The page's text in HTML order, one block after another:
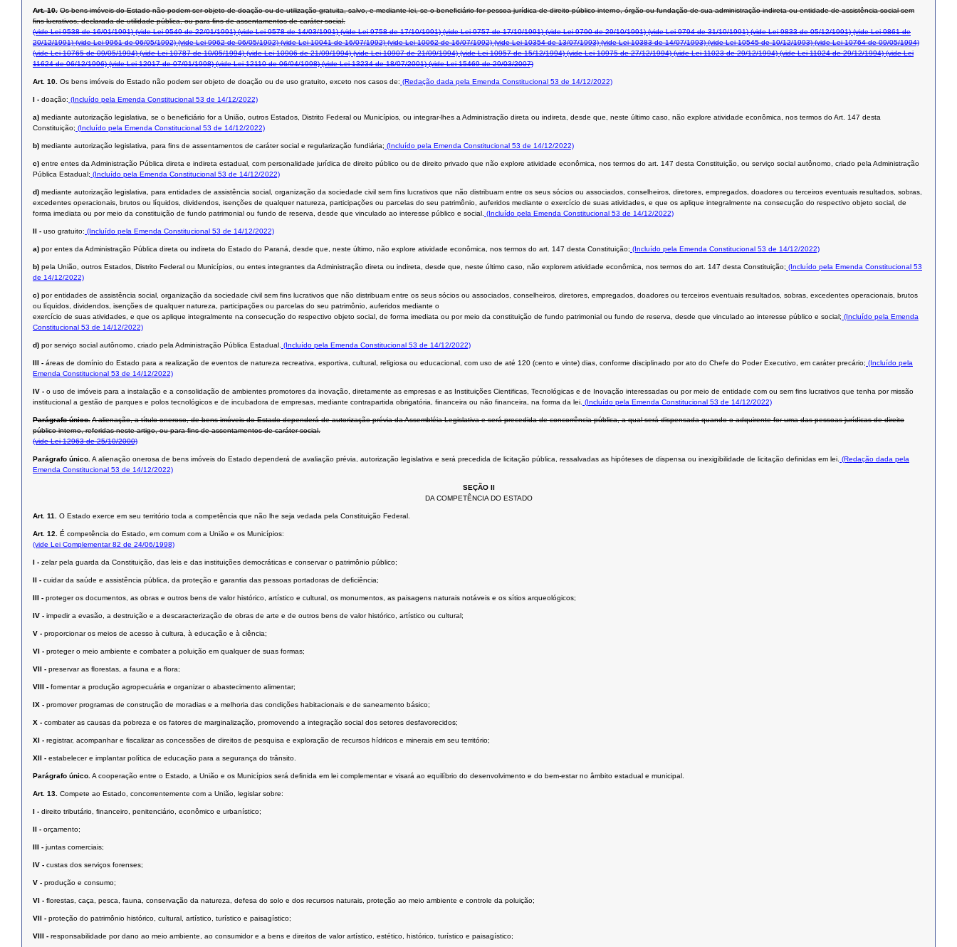
Art. 10. Os bens imóveis do Estado não podem ser objeto de doação ou de utilização gratuita, salvo, e mediante lei, se o beneﬁciário for pessoa jurídica de direito público interno, órgão ou fundação de sua administração indireta ou entidade de assistência social sem
ﬁns lucrativos, declarada de utilidade pública, ou para ﬁns de assentamentos de caráter social.
(vide Lei 9538 de 16/01/1991)(vide Lei 9549 de 22/01/1991)(vide Lei 9578 de 14/03/1991)(vide Lei 9758 de 17/10/1991)(vide Lei 9757 de 17/10/1991)(vide Lei 9790 de 29/10/1991)(vide Lei 9794 de 31/10/1991)(vide Lei 9833 de 05/12/1991)(vide Lei 9861 de
20/12/1991)(vide Lei 9961 de 06/05/1992)(vide Lei 9962 de 06/05/1992)(vide Lei 10041 de 16/07/1992)(vide Lei 10062 de 16/07/1992)(vide Lei 10354 de 13/07/1993)(vide Lei 10383 de 14/07/1993)(vide Lei 10545 de 10/12/1993)(vide Lei 10764 de 09/05/1994)
(vide Lei 10765 de 09/05/1994)(vide Lei 10787 de 10/05/1994)(vide Lei 10906 de 21/09/1994)(vide Lei 10907 de 21/09/1994)(vide Lei 10957 de 15/12/1994)(vide Lei 10975 de 27/12/1994)(vide Lei 11023 de 29/12/1994)(vide Lei 11024 de 29/12/1994)(vide Lei
11624 de 06/12/1996)(vide Lei 12017 de 07/01/1998)(vide Lei 12110 de 06/04/1998)(vide Lei 13234 de 18/07/2001)(vide Lei 15469 de 29/03/2007)
Art. 10. Os bens imóveis do Estado não podem ser objeto de doação ou de uso gratuito, exceto nos casos de: (Redação dada pela Emenda Constitucional 53 de 14/12/2022)
I - doação: (Incluído pela Emenda Constitucional 53 de 14/12/2022)
a) mediante autorização legislativa, se o beneficiário for a União, outros Estados, Distrito Federal ou Municípios, ou integrar-lhes a Administração direta ou indireta, desde que, neste último caso, não explore atividade econômica, nos termos do Art. 147 desta
Constituição; (Incluído pela Emenda Constitucional 53 de 14/12/2022)
b) mediante autorização legislativa, para fins de assentamentos de caráter social e regularização fundiária; (Incluído pela Emenda Constitucional 53 de 14/12/2022)
c) entre entes da Administração Pública direta e indireta estadual, com personalidade jurídica de direito público ou de direito privado que não explore atividade econômica, nos termos do art. 147 desta Constituição, ou serviço social autônomo, criado pela Administração
Pública Estadual; (Incluído pela Emenda Constitucional 53 de 14/12/2022)
d) mediante autorização legislativa, para entidades de assistência social, organização da sociedade civil sem fins lucrativos que não distribuam entre os seus sócios ou associados, conselheiros, diretores, empregados, doadores ou terceiros eventuais resultados, sobras,
excedentes operacionais, brutos ou líquidos, dividendos, isenções de qualquer natureza, participações ou parcelas do seu patrimônio, auferidos mediante o exercício de suas atividades, e que os aplique integralmente na consecução do respectivo objeto social, de
forma imediata ou por meio da constituição de fundo patrimonial ou fundo de reserva, desde que vinculado ao interesse público e social. (Incluído pela Emenda Constitucional 53 de 14/12/2022)
II - uso gratuito: (Incluído pela Emenda Constitucional 53 de 14/12/2022)
a) por entes da Administração Pública direta ou indireta do Estado do Paraná, desde que, neste último, não explore atividade econômica, nos termos do art. 147 desta Constituição; (Incluído pela Emenda Constitucional 53 de 14/12/2022)
b) pela União, outros Estados, Distrito Federal ou Municípios, ou entes integrantes da Administração direta ou indireta, desde que, neste último caso, não explorem atividade econômica, nos termos do art. 147 desta Constituição; (Incluído pela Emenda Constitucional 53
de 14/12/2022)
c) por entidades de assistência social, organização da sociedade civil sem fins lucrativos que não distribuam entre os seus sócios ou associados, conselheiros, diretores, empregados, doadores ou terceiros eventuais resultados, sobras, excedentes operacionais, brutos
ou líquidos, dividendos, isenções de qualquer natureza, participações ou parcelas do seu patrimônio, auferidos mediante o
exercício de suas atividades, e que os aplique integralmente na consecução do respectivo objeto social, de forma imediata ou por meio da constituição de fundo patrimonial ou fundo de reserva, desde que vinculado ao interesse público e social; (Incluído pela Emenda
Constitucional 53 de 14/12/2022)
d) por serviço social autônomo, criado pela Administração Pública Estadual. (Incluído pela Emenda Constitucional 53 de 14/12/2022)
III - áreas de domínio do Estado para a realização de eventos de natureza recreativa, esportiva, cultural, religiosa ou educacional, com uso de até 120 (cento e vinte) dias, conforme disciplinado por ato do Chefe do Poder Executivo, em caráter precário; (Incluído pela
Emenda Constitucional 53 de 14/12/2022)
IV - o uso de imóveis para a instalação e a consolidação de ambientes promotores da inovação, diretamente as empresas e as Instituições Cientificas, Tecnológicas e de Inovação interessadas ou por meio de entidade com ou sem fins lucrativos que tenha por missão
institucional a gestão de parques e polos tecnológicos e de incubadora de empresas, mediante contrapartida obrigatória, financeira ou não financeira, na forma da lei. (Incluído pela Emenda Constitucional 53 de 14/12/2022)
Parágrafo único.A alienação, a título oneroso, de bens imóveis do Estado dependerá de autorização prévia da Assembléia Legislativa e será precedida de concorrência pública, a qual será dispensada quando o adquirente for uma das pessoas jurídicas de direito
público interno, referidas neste artigo, ou para ﬁns de assentamentos de caráter social.
(vide Lei 12963 de 25/10/2000)
Parágrafo único. A alienação onerosa de bens imóveis do Estado dependerá de avaliação prévia, autorização legislativa e será precedida de licitação pública, ressalvadas as hipóteses de dispensa ou inexigibilidade de licitação definidas em lei. (Redação dada pela
Emenda Constitucional 53 de 14/12/2022)
SEÇÃO II
DA COMPETÊNCIA DO ESTADO
Art. 11. O Estado exerce em seu território toda a competência que não lhe seja vedada pela Constituição Federal.
Art. 12.
É competência do Estado, em comum com a União e os Municípios:
(vide Lei Complementar 82 de 24/06/1998)
I - zelar pela guarda da Constituição, das leis e das instituições democráticas e conservar o patrimônio público;
II - cuidar da saúde e assistência pública, da proteção e garantia das pessoas portadoras de deﬁciência;
III - proteger os documentos, as obras e outros bens de valor histórico, artístico e cultural, os monumentos, as paisagens naturais notáveis e os sítios arqueológicos;
IV - impedir a evasão, a destruição e a descaracterização de obras de arte e de outros bens de valor histórico, artístico ou cultural;
V - proporcionar os meios de acesso à cultura, à educação e à ciência;
VI - proteger o meio ambiente e combater a poluição em qualquer de suas formas;
VII - preservar as ﬂorestas, a fauna e a ﬂora;
VIII - fomentar a produção agropecuária e organizar o abastecimento alimentar;
IX - promover programas de construção de moradias e a melhoria das condições habitacionais e de saneamento básico;
X - combater as causas da pobreza e os fatores de marginalização, promovendo a integração social dos setores desfavorecidos;
XI - registrar, acompanhar e ﬁscalizar as concessões de direitos de pesquisa e exploração de recursos hídricos e minerais em seu território;
XII - estabelecer e implantar política de educação para a segurança do trânsito.
Parágrafo único. A cooperação entre o Estado, a União e os Municípios será deﬁnida em lei complementar e visará ao equilíbrio do desenvolvimento e do bem-estar no âmbito estadual e municipal.
Art. 13. Compete ao Estado, concorrentemente com a União, legislar sobre:
I - direito tributário, ﬁnanceiro, penitenciário, econômico e urbanístico;
II - orçamento;
III - juntas comerciais;
IV - custas dos serviços forenses;
V - produção e consumo;
VI - ﬂorestas, caça, pesca, fauna, conservação da natureza, defesa do solo e dos recursos naturais, proteção ao meio ambiente e controle da poluição;
VII - proteção do patrimônio histórico, cultural, artístico, turístico e paisagístico;
VIII - responsabilidade por dano ao meio ambiente, ao consumidor e a bens e direitos de valor artístico, estético, histórico, turístico e paisagístico;